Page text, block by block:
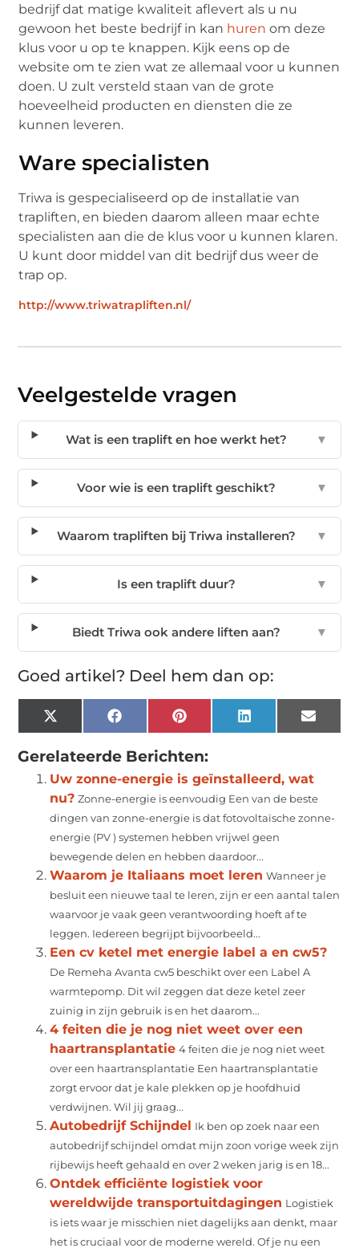
bedrijf dat matige kwaliteit aflevert als u nu
gewoon het beste bedrijf in kan huren om deze
klus voor u op te knappen. Kijk eens op de
website om te zien wat ze allemaal voor u kunnen
doen. U zult versteld staan van de grote
hoeveelheid producten en diensten die ze
kunnen leveren.
Ware specialisten
Triwa is gespecialiseerd op de installatie van
trapliften, en bieden daarom alleen maar echte
specialisten aan die de klus voor u kunnen klaren.
U kunt door middel van dit bedrijf dus weer de
trap op.
http://www.triwatrapliften.nl/
Veelgestelde vragen
Wat is een traplift en hoe werkt het? ▼
Voor wie is een traplift geschikt? ▼
Waarom trapliften bij Triwa installeren? ▼
Is een traplift duur? ▼
Biedt Triwa ook andere liften aan? ▼
Goed artikel? Deel hem dan op:
X
(Twitter)
Facebook Pinterest LinkedIn Email
Gerelateerde Berichten:
Uw zonne-energie is geïnstalleerd, wat
nu? Zonne-energie is eenvoudig Een van de beste
dingen van zonne-energie is dat fotovoltaïsche zonne-
energie (PV ) systemen hebben vrijwel geen
bewegende delen en hebben daardoor...
Waarom je Italiaans moet leren Wanneer je
besluit een nieuwe taal te leren, zijn er een aantal talen
waarvoor je vaak geen verantwoording hoeft af te
leggen. Iedereen begrijpt bijvoorbeeld...
Een cv ketel met energie label a en cw5?
De Remeha Avanta cw5 beschikt over een Label A
warmtepomp. Dit wil zeggen dat deze ketel zeer
zuinig in zijn gebruik is en het daarom...
4 feiten die je nog niet weet over een
haartransplantatie 4 feiten die je nog niet weet
over een haartransplantatie Een haartransplantatie
zorgt ervoor dat je kale plekken op je hoofdhuid
verdwijnen. Wil jij graag...
Autobedrijf Schijndel Ik ben op zoek naar een
autobedrijf schijndel omdat mijn zoon vorige week zijn
rijbewijs heeft gehaald en over 2 weken jarig is en 18...
Ontdek efficiënte logistiek voor
wereldwijde transportuitdagingen Logistiek
is iets waar je misschien niet dagelijks aan denkt, maar
het is cruciaal voor de moderne wereld. Of je nu een